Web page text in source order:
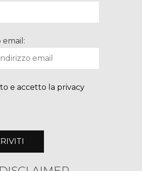
email:
e accetto la privacy